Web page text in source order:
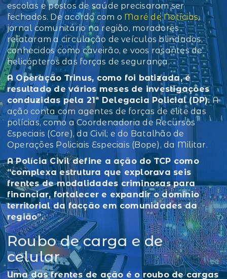
escolas e postos de saúde precisaram ser
fechados. De acordo com o Maré de Notícias,
jornal comunitário na região, moradores
relataram a circulação de veículos blindados,
conhecidos como caveirão, e voos rasantes de
helicópteros das forças de segurança.
A Operação Trinus, como foi batizada, é
resultado de vários meses de investigações
conduzidas pela 21ª Delegacia Policial (DP).A
ação conta com agentes de forças de elite das
polícias, como a Coordenadoria de Recursos
Especiais (Core), da Civil; e do Batalhão de
Operações Policiais Especiais (Bope), da Militar.
A Polícia Civil define a ação do TCP como
“complexa estrutura que explorava seis
frentes de modalidades criminosas para
financiar, fortalecer e expandir o domínio
territorial da facção em comunidades da
região”.
Roubo de carga e de
celular
Uma das frentes de ação é o roubo de cargas